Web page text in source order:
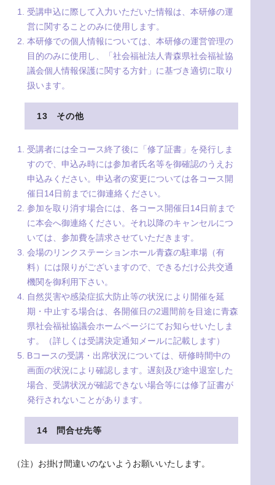
受講申込に際して入力いただいた情報は、本研修の運
営に関することのみに使用します。
本研修での個人情報については、本研修の運営管理の
目的のみに使用し、「社会福祉法人青森県社会福祉協
議会個人情報保護に関する方針」に基づき適切に取り
扱います。
13 その他
受講者には全コース終了後に「修了証書」を発行しま
すので、申込み時には参加者氏名等を御確認のうえお
申込みください。申込者の変更については各コース開
催日14日前までに御連絡ください。
参加を取り消す場合には、各コース開催日14日前まで
に本会へ御連絡ください。それ以降のキャンセルにつ
いては、参加費を請求させていただきます。
会場のリンクステーションホール青森の駐車場（有
料）には限りがございますので、できるだけ公共交通
機関を御利用下さい。
自然災害や感染症拡大防止等の状況により開催を延
期・中止する場合は、各開催日の2週間前を目途に青森
県社会福祉協議会ホームページにてお知らせいたしま
す。（詳しくは受講決定通知メールに記載します）
Bコースの受講・出席状況については、研修時間中の
画面の状況により確認します。遅刻及び途中退室した
場合、受講状況が確認できない場合等には修了証書が
発行されないことがあります。
14 問合せ先等
（注）お掛け間違いのないようお願いいたします。